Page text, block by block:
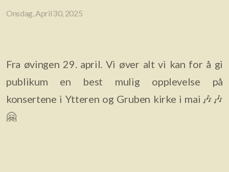
Onsdag, April 30, 2025
Fra øvingen 29. april. Vi øver alt vi kan for å gi
publikum en best mulig opplevelse på
konsertene i Ytteren og Gruben kirke i mai🎶🎶
🤗